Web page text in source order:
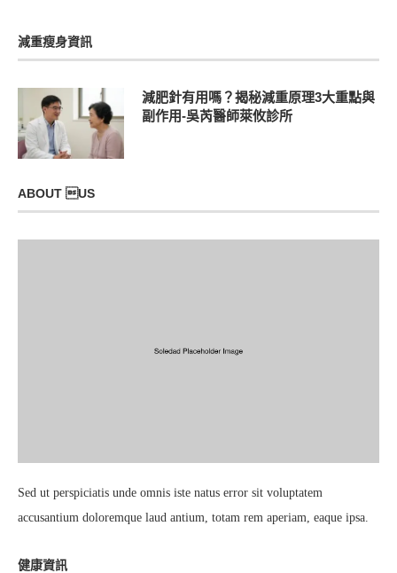
減重瘦身資訊
減肥針有用嗎？揭秘減重原理3大重點與
副作用-吳芮醫師萊攸診所
ABOUT US
Sed ut perspiciatis unde omnis iste natus error sit voluptatem
accusantium doloremque laud antium, totam rem aperiam, eaque ipsa.
健康資訊